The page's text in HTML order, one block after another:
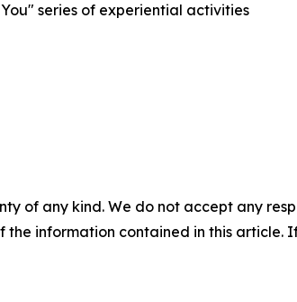
series of experiential activities
of any kind. We do not accept any
information contained in this article.